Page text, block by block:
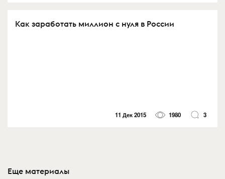
Как заработать миллион с нуля в России
11 Дек 2015 1980 3
Еще материалы